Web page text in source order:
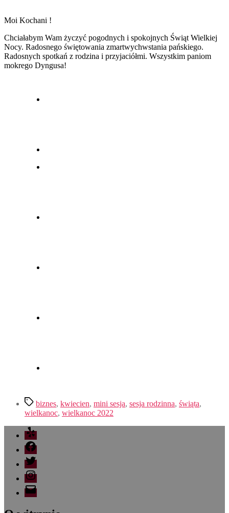
Moi Kochani !
Chciałabym Wam życzyć pogodnych i spokojnych Świąt Wielkiej
Nocy. Radosnego świętowania zmartwychwstania pańskiego.
Radosnych spotkań z rodzina i przyjaciółmi. Wszystkim paniom
mokrego Dyngusa!
biznes, kwiecien, mini sesja, sesja rodzinna, świąta,
wielkanoc, wielkanoc 2022